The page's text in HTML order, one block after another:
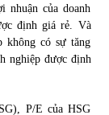
của doanh
định giá rẻ. Và
không có sự tăng
nghiệp được định
P/E của HSG